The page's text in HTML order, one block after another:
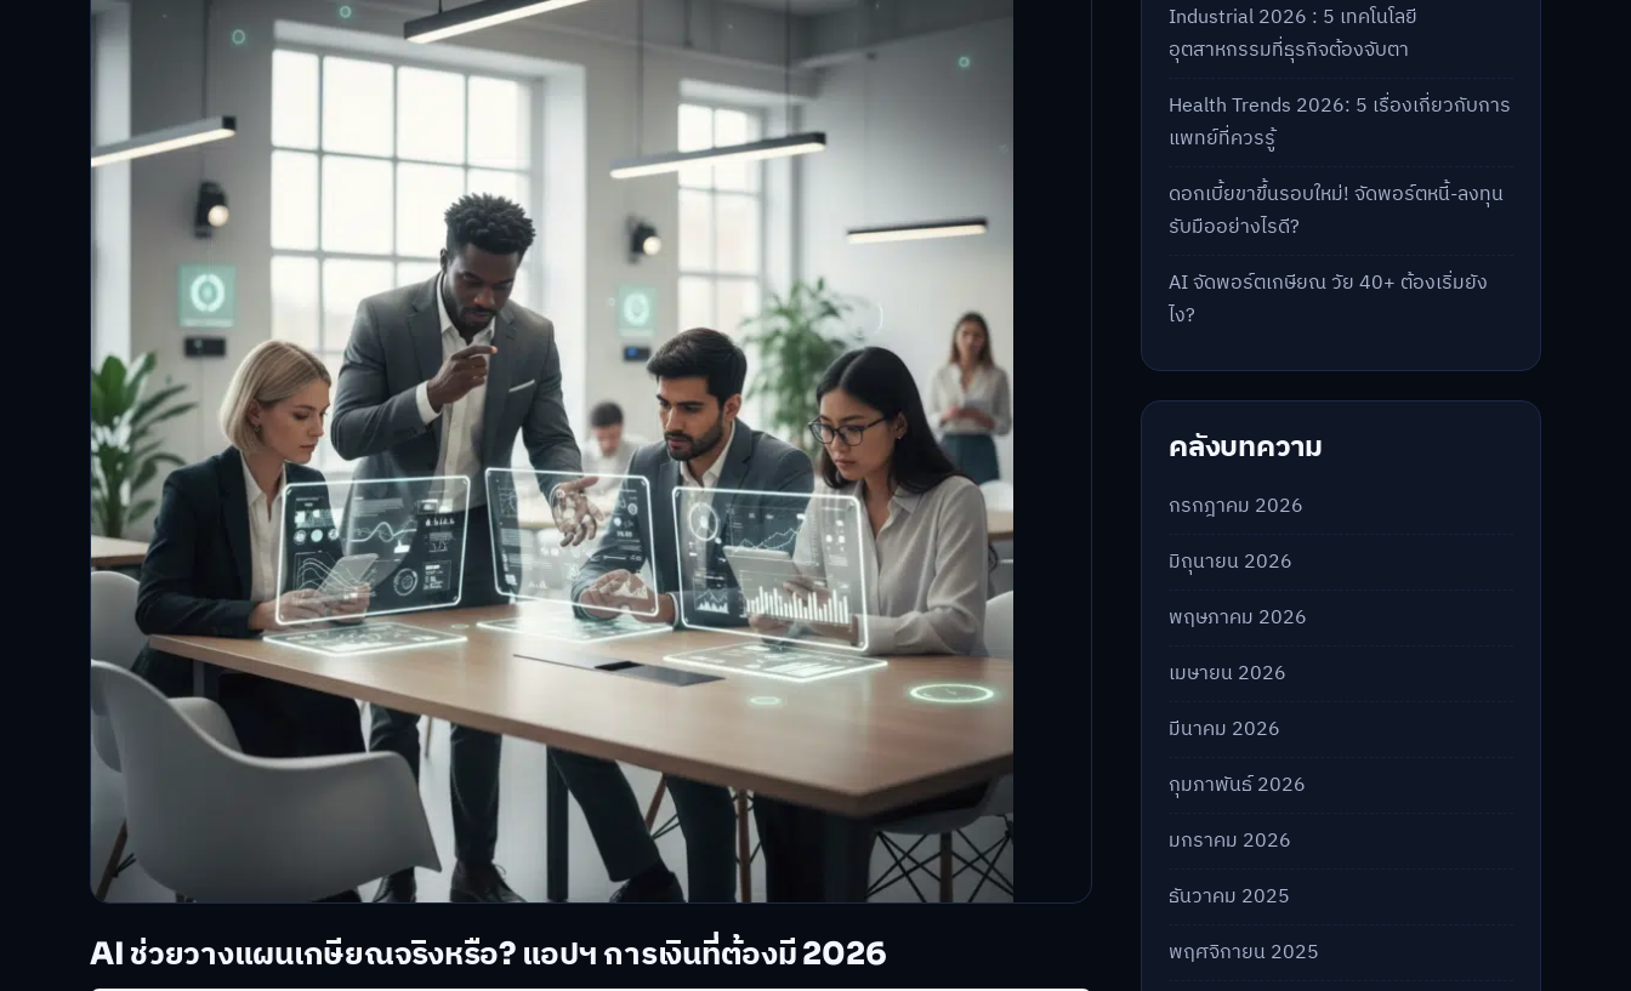
AI ช่วยวางแผนเกษียณจริงหรือ? แอปฯ การเงินที่ต้องมี 2026
Industrial 2026 : 5 เทคโนโลยี
อุตสาหกรรมที่ธุรกิจต้องจับตา
Health Trends 2026: 5 เรื่องเกี่ยวกับการ
แพทย์ที่ควรรู้
ดอกเบี้ยขาขึ้นรอบใหม่! จัดพอร์ตหนี้-ลงทุน
รับมืออย่างไรดี?
AI จัดพอร์ตเกษียณ วัย 40+ ต้องเริ่มยัง
ไง?
คลังบทความ
กรกฎาคม 2026
มิถุนายน 2026
พฤษภาคม 2026
เมษายน 2026
มีนาคม 2026
กุมภาพันธ์ 2026
มกราคม 2026
ธันวาคม 2025
พฤศจิกายน 2025